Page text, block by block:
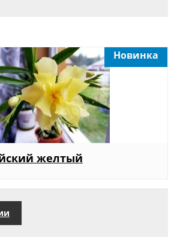
Новинка
желтый